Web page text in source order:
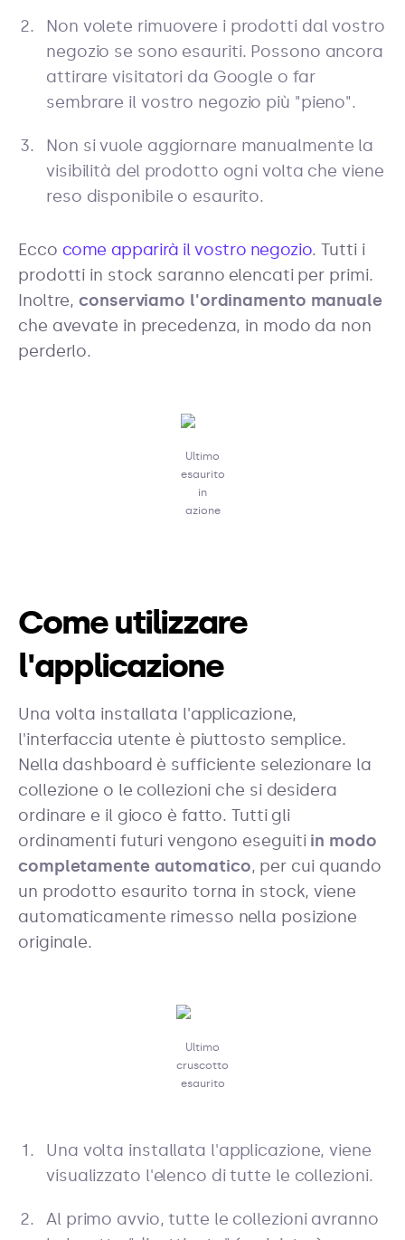
Non volete rimuovere i prodotti dal vostro
negozio se sono esauriti. Possono ancora
attirare visitatori da Google o far
sembrare il vostro negozio più "pieno".
Non si vuole aggiornare manualmente la
visibilità del prodotto ogni volta che viene
reso disponibile o esaurito.
Ecco come apparirà il vostro negozio. Tutti i
prodotti in stock saranno elencati per primi.
Inoltre,conserviamo l'ordinamento manuale
che avevate in precedenza, in modo da non
perderlo.
Ultimo
esaurito
in
azione
Come utilizzare
l'applicazione
Una volta installata l'applicazione,
l'interfaccia utente è piuttosto semplice.
Nella dashboard è sufficiente selezionare la
collezione o le collezioni che si desidera
ordinare e il gioco è fatto. Tutti gli
ordinamenti futuri vengono eseguiti in modo
completamente automatico, per cui quando
un prodotto esaurito torna in stock, viene
automaticamente rimesso nella posizione
originale.
Ultimo
cruscotto
esaurito
Una volta installata l'applicazione, viene
visualizzato l'elenco di tutte le collezioni.
Al primo avvio, tutte le collezioni avranno